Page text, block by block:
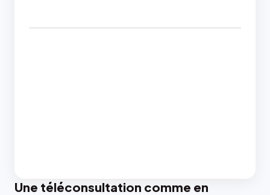
Une téléconsultation comme en